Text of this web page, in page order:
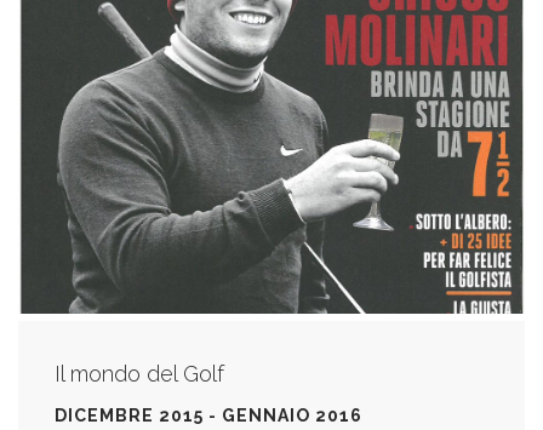
Il mondo del Golf
DICEMBRE 2015 - GENNAIO 2016